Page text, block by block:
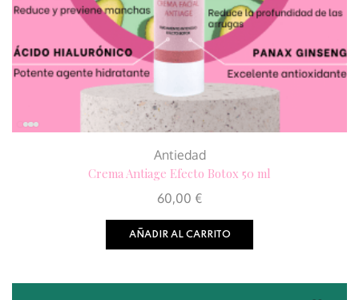
Antiedad
Crema Antiage Efecto Botox 50 ml
60,00 €
AÑADIR AL CARRITO